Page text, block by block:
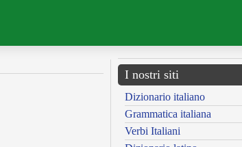
I nostri siti
Dizionario italiano
Grammatica italiana
Verbi Italiani